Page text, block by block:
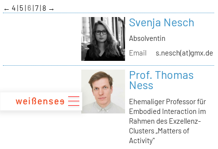
zum
Inhalt
← 4 5 6 7 8 →
Svenja Nesch
Absolventin
Email
s.nesch(at)gmx.de
Prof. Thomas
Ness
Ehemaliger Professor für
Embodied Interaction im
Rahmen des Exzellenz-
Clusters „Matters of
Activity"